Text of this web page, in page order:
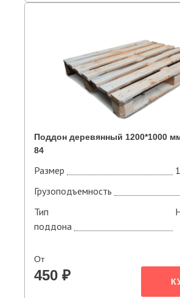
Поддон деревянный 1200*1000
84
Размер
Грузоподъемность
Тип
поддона
От
450 ₽